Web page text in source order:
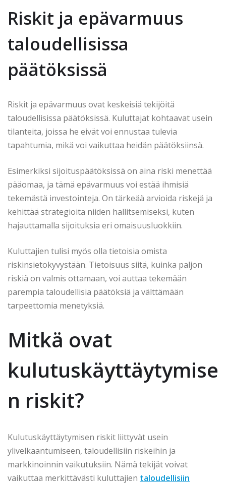
Riskit ja epävarmuus
taloudellisissa
päätöksissä
Riskit ja epävarmuus ovat keskeisiä tekijöitä
taloudellisissa päätöksissä. Kuluttajat kohtaavat usein
tilanteita, joissa he eivät voi ennustaa tulevia
tapahtumia, mikä voi vaikuttaa heidän päätöksiinsä.
Esimerkiksi sijoituspäätöksissä on aina riski menettää
pääomaa, ja tämä epävarmuus voi estää ihmisiä
tekemästä investointeja. On tärkeää arvioida riskejä ja
kehittää strategioita niiden hallitsemiseksi, kuten
hajauttamalla sijoituksia eri omaisuusluokkiin.
Kuluttajien tulisi myös olla tietoisia omista
riskinsietokyvystään. Tietoisuus siitä, kuinka paljon
riskiä on valmis ottamaan, voi auttaa tekemään
parempia taloudellisia päätöksiä ja välttämään
tarpeettomia menetyksiä.
Mitkä ovat
kulutuskäyttäytymise
n riskit?
Kulutuskäyttäytymisen riskit liittyvät usein
ylivelkaantumiseen, taloudellisiin riskeihin ja
markkinoinnin vaikutuksiin. Nämä tekijät voivat
vaikuttaa merkittävästi kuluttajien taloudellisiin